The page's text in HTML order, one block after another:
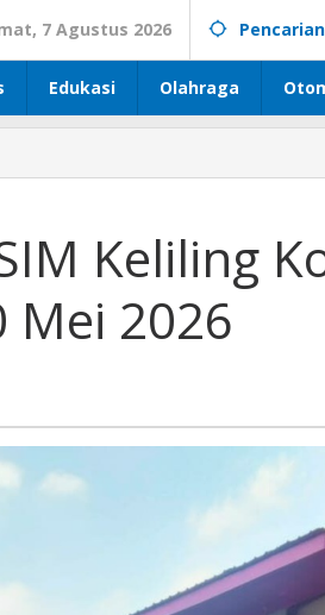
7 Agustus 2026 Pencarian
Edukasi Olahraga
Keliling
Mei 2026